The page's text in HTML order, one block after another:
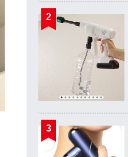
2
3